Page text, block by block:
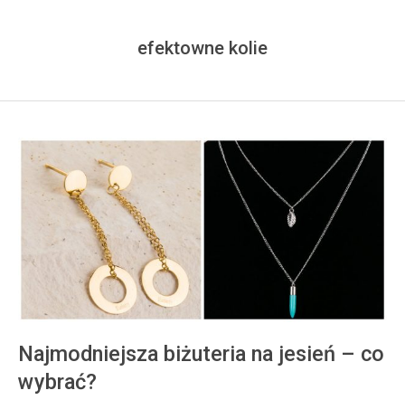
efektowne kolie
Najmodniejsza biżuteria na jesień – co
wybrać?